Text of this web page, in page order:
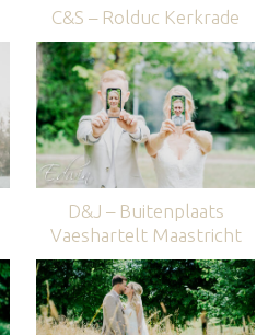
C&S – Rolduc Kerkrade
D&J – Buitenplaats
Vaeshartelt Maastricht